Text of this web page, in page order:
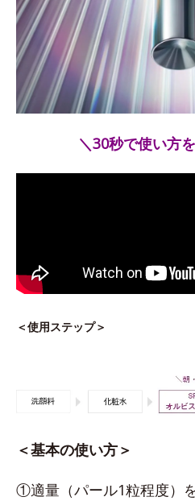
＼30秒で使い方
＜使用ステップ＞
＜基本の使い方＞
①適量（パール1粒程度）